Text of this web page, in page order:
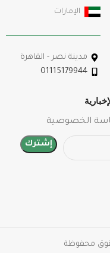
الإمارات
مدينة نصر - القاهرة
01115179944
الخصوصية
محفوظة